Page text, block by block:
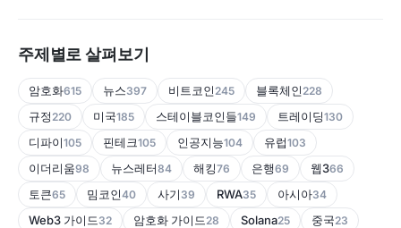
주제별로 살펴보기
암호화615 뉴스397 비트코인 245 블록체인 228
규정 220 미국185 스테이블코인들149 트레이딩130
디파이105 핀테크105 인공지능104 유럽103
이더리움98 뉴스레터84 해킹76 은행69 웹366
토큰65 밈코인40 사기 39 RWA35 아시아34
Web3 가이드 32 암호화 가이드 28 Solana25 중국23